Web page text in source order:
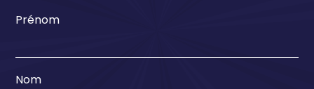
Prénom
Nom